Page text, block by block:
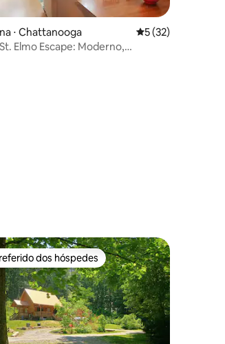
média de 5, 15 avaliações
⋅ Chattanooga 5 de uma
5 (32)
Elmo Escape: Moderno,
os melhores preferidos dos hóspedes
dos hóspedes